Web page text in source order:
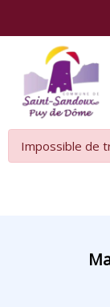
Impossible de